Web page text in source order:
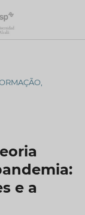
e a